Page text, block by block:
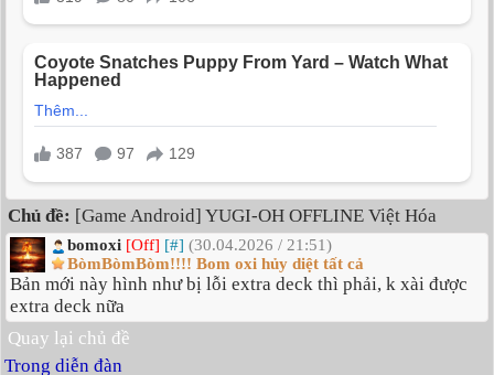
Chủ đề: [Game Android] YUGI-OH OFFLINE Việt Hóa
bomoxi [Off] [#] (30.04.2026 / 21:51)
BòmBòmBòm!!!! Bom oxi hủy diệt tất cả
Bản mới này hình như bị lỗi extra deck thì phải, k xài được
extra deck nữa
Quay lại chủ đề
Trong diễn đàn